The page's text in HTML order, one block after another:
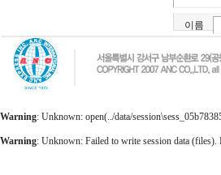
이름
Warning: Unknown: open(../data/
Warning: Unknown: Failed to write session data (files).